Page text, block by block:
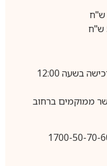
איסוף החבילה החל מיום לאחר הרכישה בשעה 12:00
ממוקמים ברחוב